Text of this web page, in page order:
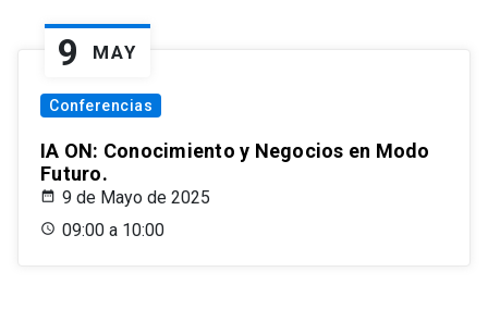
9 MAY
Conferencias
IA ON: Conocimiento y Negocios en Modo
Futuro.
9 de Mayo de 2025
09:00 a 10:00